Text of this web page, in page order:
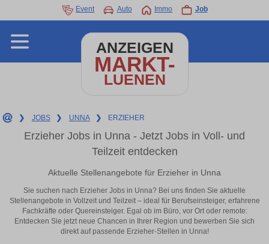
Event Auto Immo Job
ANZEIGEN
MARKT-
LUENEN
❯ JOBS ❯ UNNA ❯ ERZIEHER
Erzieher Jobs in Unna - Jetzt Jobs in Voll- und
Teilzeit entdecken
Aktuelle Stellenangebote für Erzieher in Unna
Sie suchen nach Erzieher Jobs in Unna? Bei uns finden Sie aktuelle
Stellenangebote in Vollzeit und Teilzeit – ideal für Berufseinsteiger, erfahrene
Fachkräfte oder Quereinsteiger. Egal ob im Büro, vor Ort oder remote:
Entdecken Sie jetzt neue Chancen in Ihrer Region und bewerben Sie sich
direkt auf passende Erzieher-Stellen in Unna!